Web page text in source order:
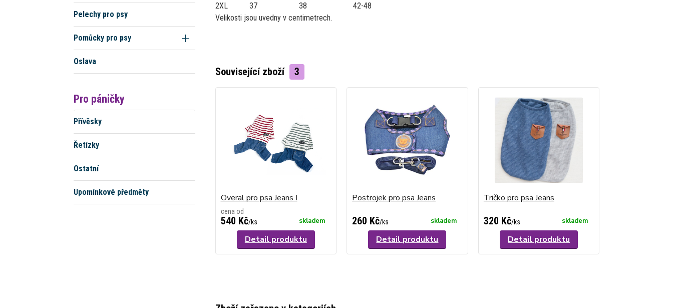
Pelechy pro psy
Pomůcky pro psy
Oslava
Pro páničky
Přívěsky
Řetízky
Ostatní
Upomínkové předměty
2XL
37 38
42-48
Velikosti jsou uvedny v centimetrech.
Související zboží 3
Overal pro psa Jeans I
cena od
540 Kč/ks skladem
Detail produktu
Postrojek pro psa Jeans
260 Kč/ks skladem
Detail produktu
Tričko pro psa Jeans
320 Kč/ks skladem
Detail produktu